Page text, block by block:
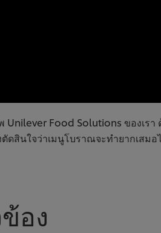
Food Solutions ของเรา
สินใจว่าเมนูโบราณจะทำยากเสม
อง